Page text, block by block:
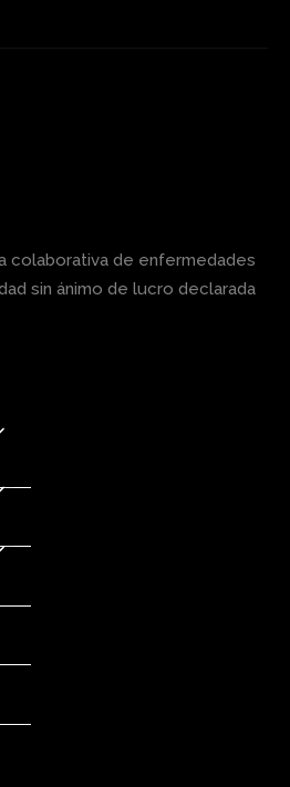
colaborativa de enfermedades
sin ánimo de lucro declarada